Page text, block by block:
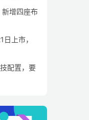
增四座布
上市，
配置，要